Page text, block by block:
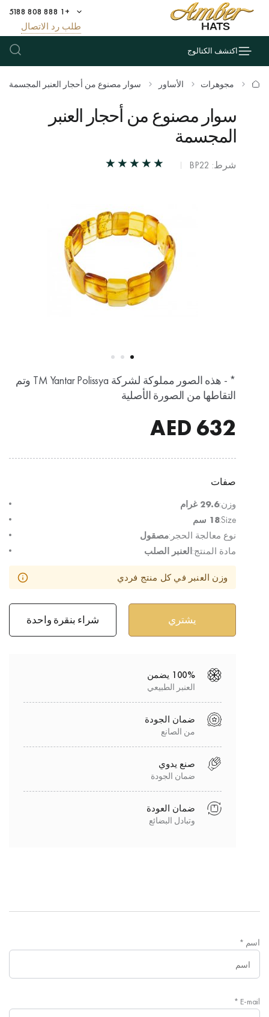
+1 888 808 5188
طلب رد الاتصال
اكتشف الكتالوج
مجوهرات الأساور سوار مصنوع من أحجار العنبر المجسمة
سوار مصنوع من أحجار العنبر
المجسمة
شرط: BP22
* - هذه الصور مملوكة لشركة TM Yantar Polissya وتم
التقاطها من الصورة الأصلية
632
صفات
وزن:29.6 غرام
Size:18 سم
نوع معالجة الحجر:مصقول
مادة المنتج:العنبر الصلب
وزن العنبر في كل منتج فردي
شراء بنقرة واحدة
100% يضمن
العنبر الطبيعي
ضمان الجودة
من الصانع
صنع يدوي
ضمان الجودة
ضمان العودة
وتبادل البضائع
اسم *
E-mail
*